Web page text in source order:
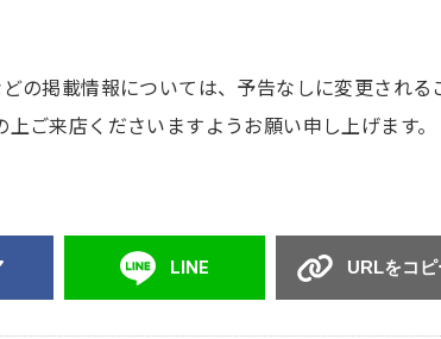
の掲載情報については、予告なしに変更される
ご来店くださいますようお願い申し上げます。
LINE URLをコピ